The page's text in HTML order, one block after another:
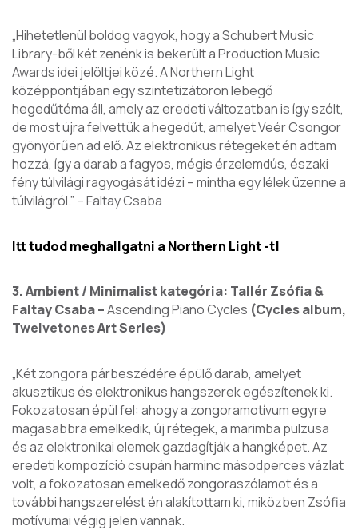
„Hihetetlenül boldog vagyok, hogy a Schubert Music
Library-ből két zenénk is bekerült a Production Music
Awards idei jelöltjei közé. A Northern Light
középpontjában egy szintetizátoron lebegő
hegedűtéma áll, amely az eredeti változatban is így szólt,
de most újra felvettük a hegedűt, amelyet Veér Csongor
gyönyörűen ad elő. Az elektronikus rétegeket én adtam
hozzá, így a darab a fagyos, mégis érzelemdús, északi
fény túlvilági ragyogását idézi – mintha egy lélek üzenne a
túlvilágról.” – Faltay Csaba
Itt tudod meghallgatni a Northern Light -t!
3. Ambient / Minimalist kategória: Tallér Zsófia &
Faltay Csaba –Ascending Piano Cycles (Cycles album,
Twelvetones Art Series)
„Két zongora párbeszédére épülő darab, amelyet
akusztikus és elektronikus hangszerek egészítenek ki.
Fokozatosan épül fel: ahogy a zongoramotívum egyre
magasabbra emelkedik, új rétegek, a marimba pulzusa
és az elektronikai elemek gazdagítják a hangképet. Az
eredeti kompozíció csupán harminc másodperces vázlat
volt, a fokozatosan emelkedő zongoraszólamot és a
további hangszerelést én alakítottam ki, miközben Zsófia
motívumai végig jelen vannak.